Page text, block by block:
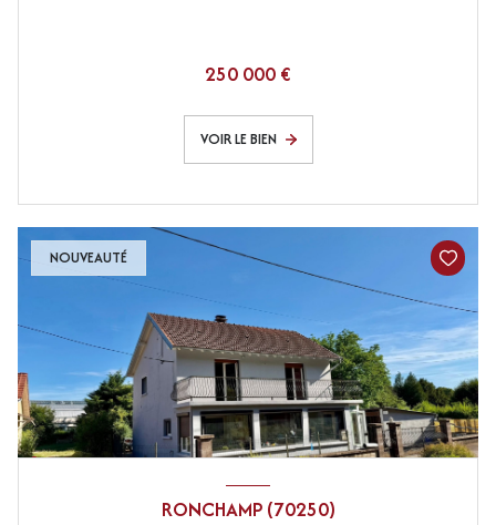
250 000 €
VOIR LE BIEN
NOUVEAUTÉ
RONCHAMP (70250)